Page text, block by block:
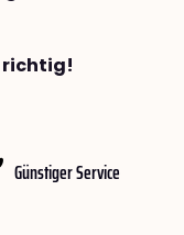
richtig!
Günstiger Service